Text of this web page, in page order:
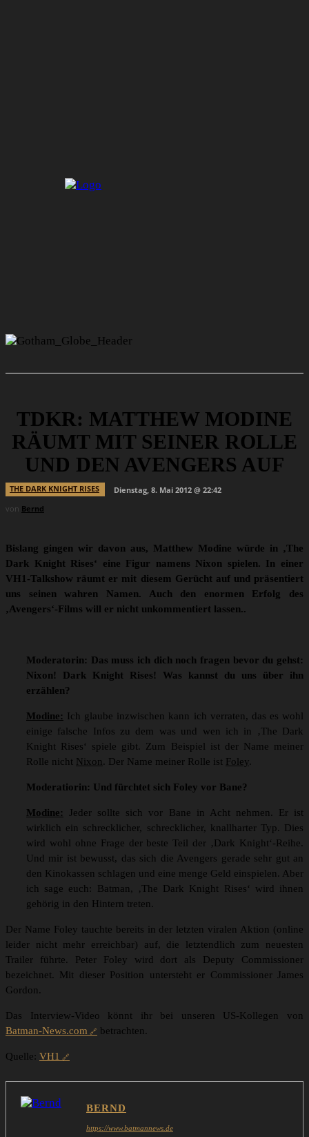
TDKR: MATTHEW MODINE
RÄUMT MIT SEINER ROLLE
UND DEN AVENGERS AUF
THE DARK KNIGHT RISES
Dienstag, 8. Mai 2012 @ 22:42
von Bernd
Bislang gingen wir davon aus, Matthew Modine würde in ‚The
Dark Knight Rises‘ eine Figur namens Nixon spielen. In einer
VH1-Talkshow räumt er mit diesem Gerücht auf und präsentiert
uns seinen wahren Namen. Auch den enormen Erfolg des
‚Avengers‘-Films will er nicht unkommentiert lassen..
Moderatorin: Das muss ich dich noch fragen bevor du gehst:
Nixon! Dark Knight Rises! Was kannst du uns über ihn
erzählen?
Modine: Ich glaube inzwischen kann ich verraten, das es wohl
einige falsche Infos zu dem was und wen ich in ‚The Dark
Knight Rises‘ spiele gibt. Zum Beispiel ist der Name meiner
Rolle nicht Nixon. Der Name meiner Rolle ist Foley.
Moderatiorin: Und fürchtet sich Foley vor Bane?
Modine:
Jeder sollte sich vor Bane in Acht nehmen. Er ist
wirklich ein schrecklicher, schrecklicher, knallharter Typ. Dies
wird wohl ohne Frage der beste Teil der ‚Dark Knight‘-Reihe.
Und mir ist bewusst, das sich die Avengers gerade sehr gut an
den Kinokassen schlagen und eine menge Geld einspielen. Aber
ich sage euch: Batman, ‚The Dark Knight Rises‘ wird ihnen
gehörig in den Hintern treten.
Der Name Foley tauchte bereits in der letzten viralen Aktion (online
leider nicht mehr erreichbar) auf, die letztendlich zum neuesten
Trailer führte. Peter Foley wird dort als Deputy Commissioner
bezeichnet. Mit dieser Position untersteht er Commissioner James
Gordon.
Das Interview-Video könnt ihr bei unseren US-Kollegen von
Batman-News.com
betrachten.
Quelle: VH1
BERND
https://www.batmannews.de